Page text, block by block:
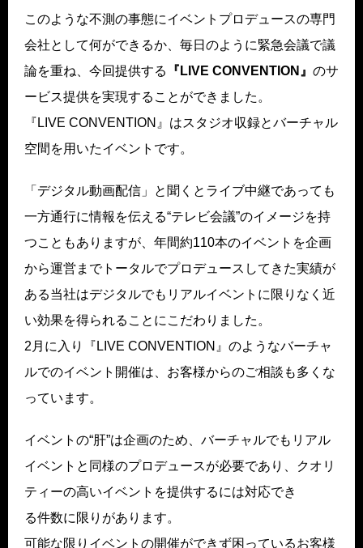
このような不測の事態にイベントプロデュースの専⾨
会社として何ができるか、毎⽇のように緊急会議で議
論を重ね、今回提供する
『LIVE CONVENTION』 のサ
ービス提供を実現することができました。
『LIVE CONVENTION』はスタジオ収録とバーチャル
空間を⽤いたイベントです。
「デジタル動画配信」と聞くとライブ中継であっても
⼀⽅通⾏に情報を伝える“テレビ会議”のイメージを持
つこともありますが、年間約110本のイベントを企画
から運営までトータルでプロデュースしてきた実績が
ある当社はデジタルでもリアルイベントに限りなく近
い効果を得られることにこだわりました。
2⽉に⼊り『LIVE CONVENTION』のようなバーチャ
ルでのイベント開催は、お客様からのご相談も多くな
っています。
イベントの“肝”は企画のため、バーチャルでもリアル
イベントと同様のプロデュースが必要であり、クオリ
ティーの⾼いイベントを提供するには対応でき
る件数に限りがあります。
可能な限りイベントの開催ができず困っているお客様